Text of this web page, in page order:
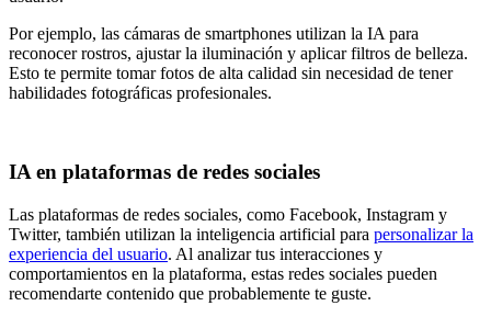
Por ejemplo, las cámaras de smartphones utilizan la IA para
reconocer rostros, ajustar la iluminación y aplicar filtros de belleza.
Esto te permite tomar fotos de alta calidad sin necesidad de tener
habilidades fotográficas profesionales.
IA en plataformas de redes sociales
Las plataformas de redes sociales, como Facebook, Instagram y
Twitter, también utilizan la inteligencia artificial para personalizar la
experiencia del usuario. Al analizar tus interacciones y
comportamientos en la plataforma, estas redes sociales pueden
recomendarte contenido que probablemente te guste.